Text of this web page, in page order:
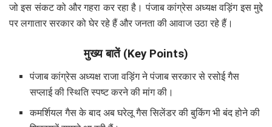
जो इस संकट को और गहरा कर रहा है। पंजाब कांग्रेस अध्यक्ष वड़िंग इस मुद्दे
पर लगातार सरकार को घेर रहे हैं और जनता की आवाज उठा रहे हैं।
मुख्य बातें (Key Points)
पंजाब कांग्रेस अध्यक्ष राजा वड़िंग ने पंजाब सरकार से रसोई गैस
सप्लाई की स्थिति स्पष्ट करने की मांग की।
कमर्शियल गैस के बाद अब घरेलू गैस सिलेंडर की बुकिंग भी बंद होने की